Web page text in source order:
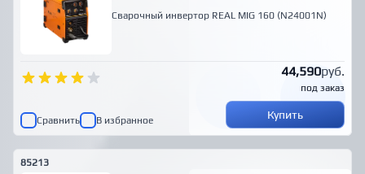
Сварочный инвертор REAL MIG 160 (N24001N)
44,590руб.
под заказ
Сравнить В избранное Купить
85213